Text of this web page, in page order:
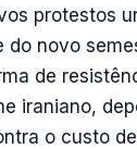
protestos
do novo
de
iraniano,
o custo